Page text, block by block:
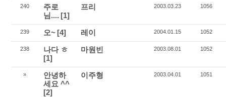
240
주로
님.... [1]
프리 2003.03.23 1056
239 오~ [4] 레이 2004.01.15 1052
238
나다 ㅎ
[1]
마원빈 2003.08.01 1052
»
안녕하
세요 ^^
[2]
이주형 2003.04.01 1051